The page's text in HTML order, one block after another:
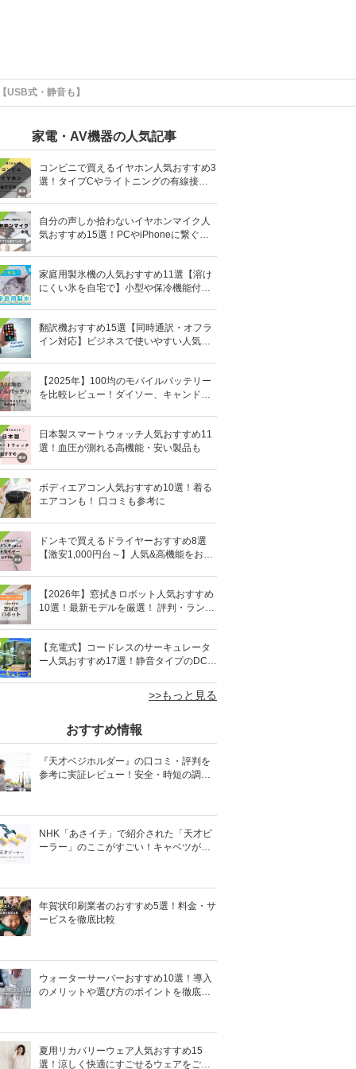
USB式・静音も】
家電・AV機器の人気記事
コンビニで買えるイヤホン人気おすすめ3
選！タイプCやライトニングの有線接続
自分の声しか拾わないイヤホンマイク人
気おすすめ15選！PCやiPhoneに繋ぐ有
家庭用製氷機の人気おすすめ11選【溶け
にくい氷を自宅で】小型や保冷機能付き
翻訳機おすすめ15選【同時通訳・オフラ
イン対応】ビジネスで使いやすい人気の
【2025年】100均のモバイルバッテリー
を比較レビュー！ダイソー、キャンドゥ
日本製スマートウォッチ人気おすすめ11
選！血圧が測れる高機能・安い製品も
ボディエアコン人気おすすめ10選！着る
エアコンも！ 口コミも参考に
ドンキで買えるドライヤーおすすめ8選
【激安1,000円台～】人気&高機能をお得
【2026年】窓拭きロボット人気おすすめ
10選！最新モデルを厳選！ 評判・ランキ
【充電式】コードレスのサーキュレータ
ー人気おすすめ17選！静音タイプのDCモ
>>もっと見る
おすすめ情報
『天才ベジホルダー』の口コミ・評判を
参考に実証レビュー！安全・時短の調理
NHK「あさイチ」で紹介された「天才ピ
ーラー」のここがすごい！キャベツがほ
年賀状印刷業者のおすすめ5選！料金・サ
ービスを徹底比較
ウォーターサーバーおすすめ10選！導入
のメリットや選び方のポイントを徹底解
夏用リカバリーウェア人気おすすめ15
選！涼しく快適にすごせるウェアをご紹